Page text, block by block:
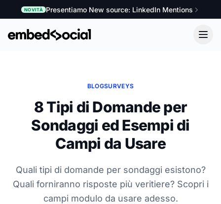
NOVITÀ Presentiamo New source: LinkedIn Mentions
BLOGSURVEYS
8 Tipi di Domande per
Sondaggi ed Esempi di
Campi da Usare
Quali tipi di domande per sondaggi esistono?
Quali forniranno risposte più veritiere? Scopri i
campi modulo da usare adesso.